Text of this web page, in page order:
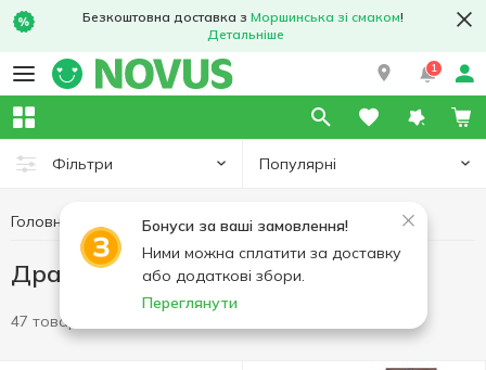
Безкоштовна доставка з Моршинська зі смаком!
Детальніше
1
Фільтри Популярні
Бонуси за ваші замовлення!
Ними можна сплатити за доставку
або додаткові збори.
Переглянути
Головна Солодощі Драже
Драже
47 товарів